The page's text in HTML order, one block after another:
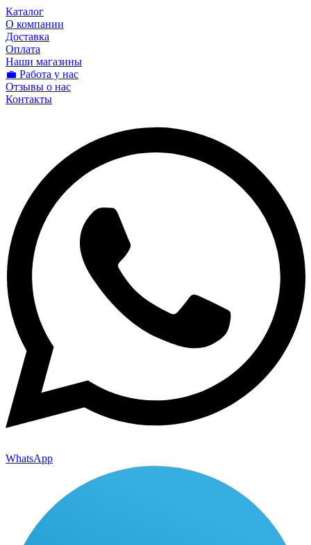
Каталог
О компании
Доставка
Оплата
Наши магазины
💼 Работа у нас
Отзывы о нас
Контакты
WhatsApp